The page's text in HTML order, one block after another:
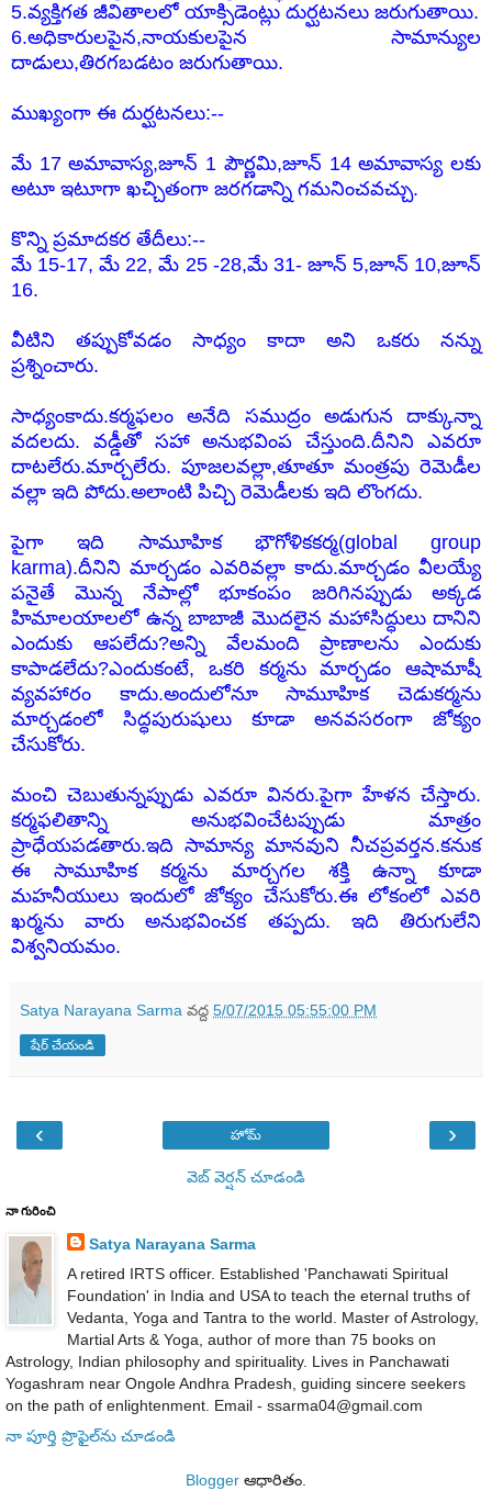
5.వ్యక్తిగత జీవితాలలో యాక్సిడెంట్లు దుర్ఘటనలు జరుగుతాయి.
6.అధికారులపైన,నాయకులపైన సామాన్యుల
దాడులు,తిరగబడటం జరుగుతాయి.
ముఖ్యంగా ఈ దుర్ఘటనలు:--
మే 17 అమావాస్య,జూన్ 1 పౌర్ణమి,జూన్ 14 అమావాస్య లకు
అటూ ఇటూగా ఖచ్చితంగా జరగడాన్ని గమనించవచ్చు.
కొన్ని ప్రమాదకర తేదీలు:--
మే 15-17, మే 22, మే 25 -28,మే 31- జూన్ 5,జూన్ 10,జూన్
16.
వీటిని తప్పుకోవడం సాధ్యం కాదా అని ఒకరు నన్ను
ప్రశ్నించారు.
సాధ్యంకాదు.కర్మఫలం అనేది సముద్రం అడుగున దాక్కున్నా
వదలదు. వడ్డీతో సహా అనుభవింప చేస్తుంది.దీనిని ఎవరూ
దాటలేరు.మార్చలేరు. పూజలవల్లా,తూతూ మంత్రపు రెమెడీల
వల్లా ఇది పోదు.అలాంటి పిచ్చి రెమెడీలకు ఇది లొంగదు.
పైగా ఇది సామూహిక భౌగోళికకర్మ(global group
karma).దీనిని మార్చడం ఎవరివల్లా కాదు.మార్చడం వీలయ్యే
పనైతే మొన్న నేపాల్లో భూకంపం జరిగినప్పుడు అక్కడ
హిమాలయాలలో ఉన్న బాబాజీ మొదలైన మహాసిద్ధులు దానిని
ఎందుకు ఆపలేదు?అన్ని వేలమంది ప్రాణాలను ఎందుకు
కాపాడలేదు?ఎందుకంటే, ఒకరి కర్మను మార్చడం ఆషామాషీ
వ్యవహారం కాదు.అందులోనూ సామూహిక చెడుకర్మను
మార్చడంలో సిద్ధపురుషులు కూడా అనవసరంగా జోక్యం
చేసుకోరు.
మంచి చెబుతున్నప్పుడు ఎవరూ వినరు.పైగా హేళన చేస్తారు.
కర్మఫలితాన్ని అనుభవించేటప్పుడు మాత్రం
ప్రాధేయపడతారు.ఇది సామాన్య మానవుని నీచప్రవర్తన.కనుక
ఈ సామూహిక కర్మను మార్చగల శక్తి ఉన్నా కూడా
మహనీయులు ఇందులో జోక్యం చేసుకోరు.ఈ లోకంలో ఎవరి
ఖర్మను వారు అనుభవించక తప్పదు. ఇది తిరుగులేని
విశ్వనియమం.
Satya Narayana Sarma వద్ద 5/07/2015 05:55:00 PM
షేర్ చేయండి
‹ ›
హోమ్
వెబ్ వెర్షన్‌ చూడండి
నా గురించి
Satya Narayana Sarma
A retired IRTS officer. Established 'Panchawati Spiritual
Foundation' in India and USA to teach the eternal truths of
Vedanta, Yoga and Tantra to the world. Master of Astrology,
Martial Arts & Yoga, author of more than 75 books on
Astrology, Indian philosophy and spirituality. Lives in Panchawati
Yogashram near Ongole Andhra Pradesh, guiding sincere seekers
on the path of enlightenment. Email - ssarma04@gmail.com
నా పూర్తి ప్రొఫైల్‌ను చూడండి
Blogger ఆధారితం.